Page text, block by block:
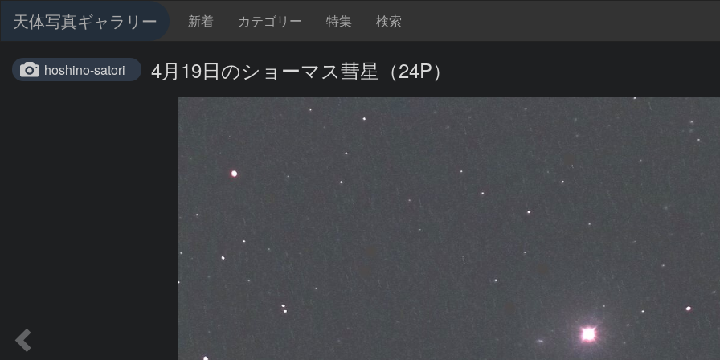
天体写真ギャラリー 新着 カテゴリー 特集 検索
hoshino-satori 4月19日のショーマス彗星（24P）